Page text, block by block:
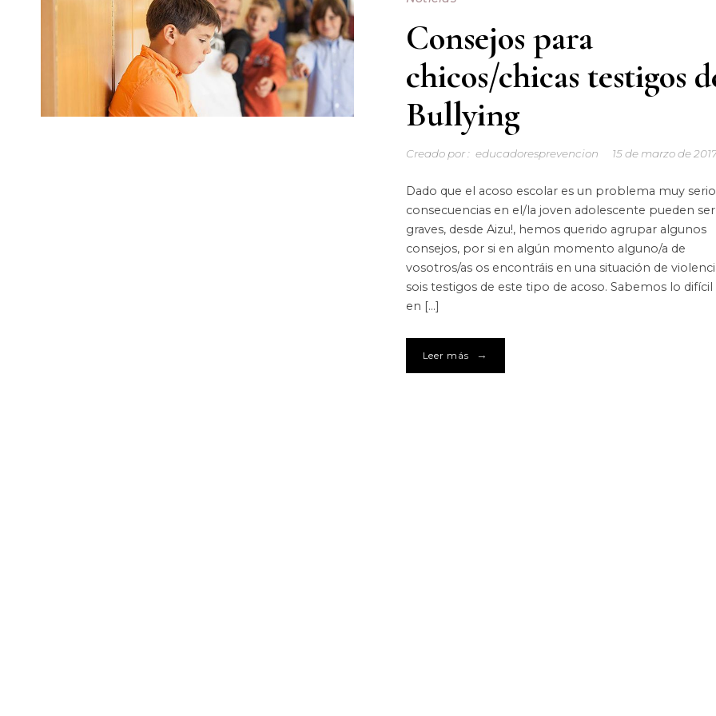
Consejos para
chicos/chicas testigos
Bullying
Creado por : educadoresprevencion 15 de marzo de
Dado que el acoso escolar es un problema muy
consecuencias en el/la joven adolescente pueden
graves, desde Aizu!, hemos querido agrupar algunos
consejos, por si en algún momento alguno/a de
vosotros/as os encontráis en una situación de
sois testigos de este tipo de acoso. Sabemos lo difícil
en […]
Leer más →